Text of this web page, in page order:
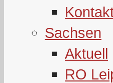
Sachsen
Aktuell
RO